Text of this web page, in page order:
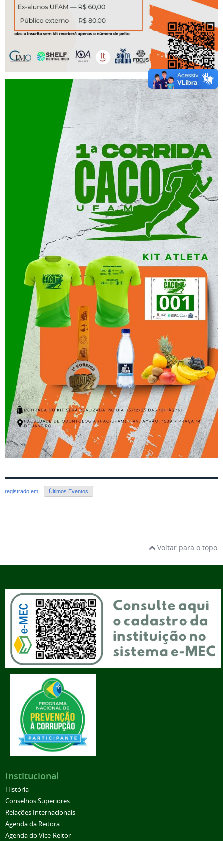
registrado em: Últimos Eventos
Voltar para o topo
Institucional
História
Conselhos Superiores
Relações Internacionais
Agenda da Reitora
Agenda do Vice-Reitor